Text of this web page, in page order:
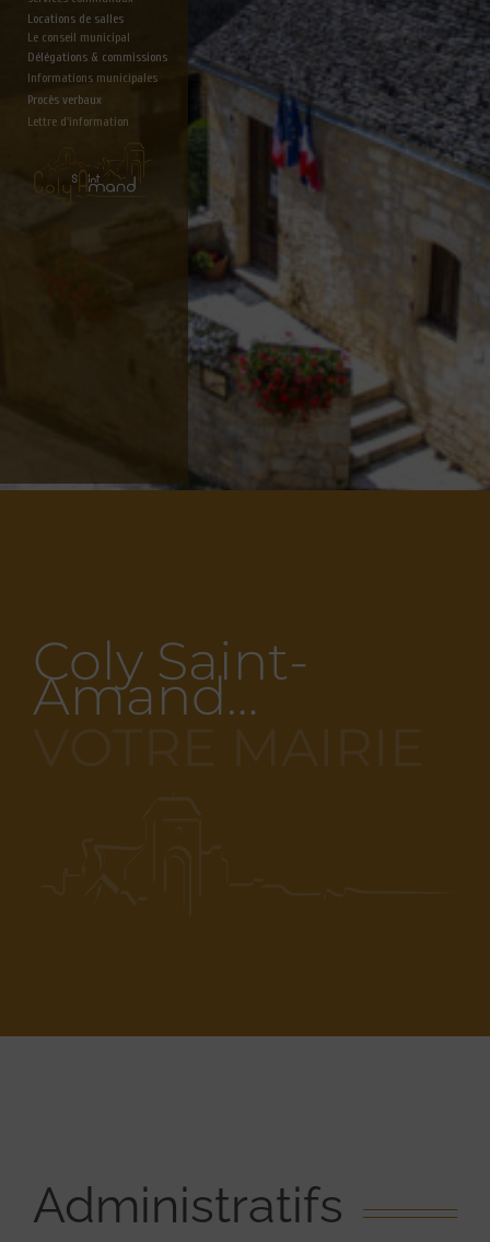
Locations de salles
Le conseil municipal
Délégations & commissions
Informations municipales
Lettre d'information
Procès verbaux
Coly Saint-
Amand…
Administratifs